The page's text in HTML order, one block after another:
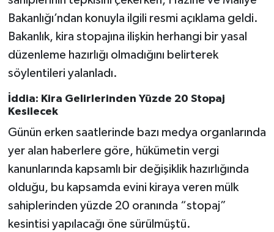
Bakanlığı’ndan konuyla ilgili resmi açıklama geldi.
Bakanlık, kira stopajına ilişkin herhangi bir yasal
düzenleme hazırlığı olmadığını belirterek
söylentileri yalanladı.
İddia: Kira Gelirlerinden Yüzde 20 Stopaj
Kesilecek
Günün erken saatlerinde bazı medya organlarında
yer alan haberlere göre, hükümetin vergi
kanunlarında kapsamlı bir değişiklik hazırlığında
olduğu, bu kapsamda evini kiraya veren mülk
sahiplerinden yüzde 20 oranında “stopaj”
kesintisi yapılacağı öne sürülmüştü.